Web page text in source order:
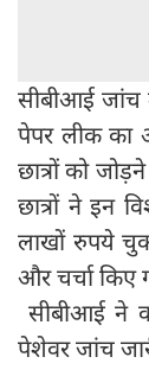
सीबीआई
पेपर लीक का
छात्रों को
छात्रों ने इन
लाखों रुपये
और चर्चा किए
सीबीआई ने
पेशेवर जांच